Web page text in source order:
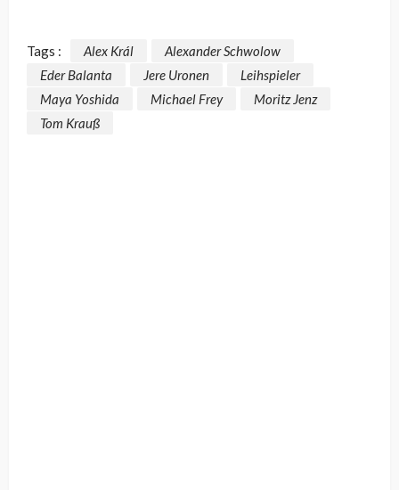
Tags : Alex Král
Alexander Schwolow
Eder Balanta
Jere Uronen
Leihspieler
Maya Yoshida
Michael Frey
Moritz Jenz
Tom Krauß